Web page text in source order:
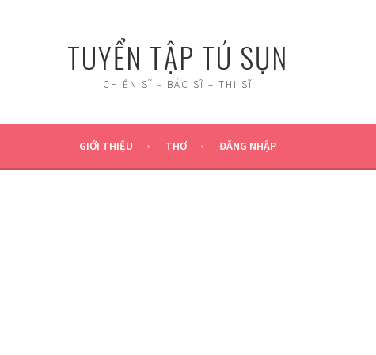
TUYỂN TẬP TÚ SỤN
CHIẾN SĨ – BÁC SĨ – THI SĨ
GIỚI THIỆU THƠ ĐĂNG NHẬP